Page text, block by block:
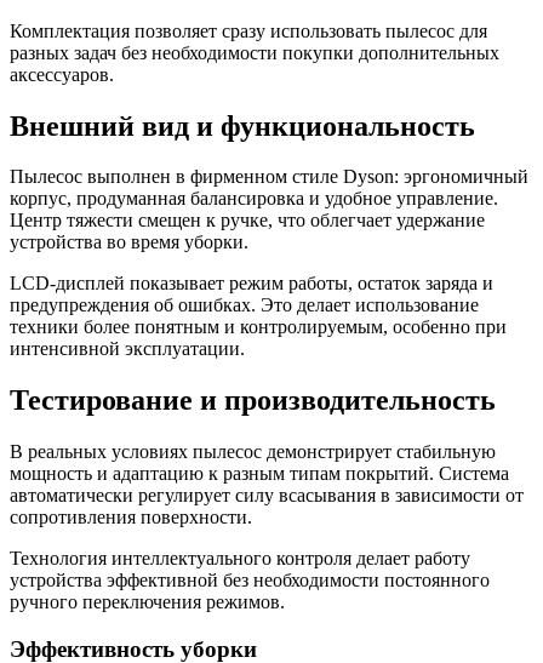
Комплектация позволяет сразу использовать пылесос для
разных задач без необходимости покупки дополнительных
аксессуаров.
Внешний вид и функциональность
Пылесос выполнен в фирменном стиле Dyson: эргономичный
корпус, продуманная балансировка и удобное управление.
Центр тяжести смещен к ручке, что облегчает удержание
устройства во время уборки.
LCD-дисплей показывает режим работы, остаток заряда и
предупреждения об ошибках. Это делает использование
техники более понятным и контролируемым, особенно при
интенсивной эксплуатации.
Тестирование и производительность
В реальных условиях пылесос демонстрирует стабильную
мощность и адаптацию к разным типам покрытий. Система
автоматически регулирует силу всасывания в зависимости от
сопротивления поверхности.
Технология интеллектуального контроля делает работу
устройства эффективной без необходимости постоянного
ручного переключения режимов.
Эффективность уборки